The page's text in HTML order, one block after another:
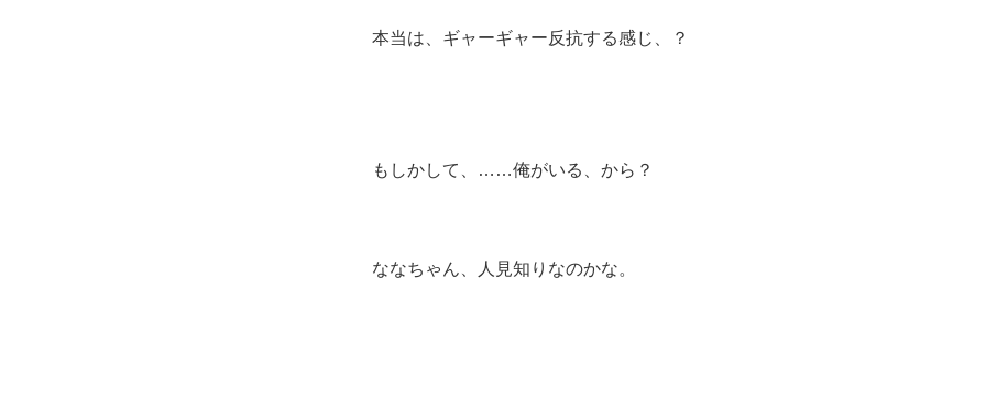
本当は、ギャーギャー反抗する感じ、？
もしかして、……俺がいる、から？
ななちゃん、人見知りなのかな。